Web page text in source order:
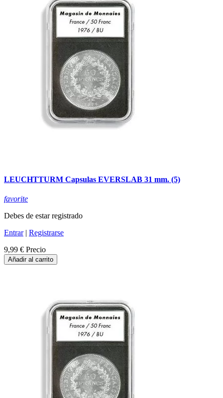
LEUCHTTURM Capsulas EVERSLAB 31 mm. (5)
favorite
Debes de estar registrado
Entrar| Registrarse
9,99 € Precio
Añadir al carrito